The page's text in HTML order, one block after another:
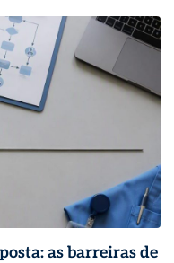
as barreiras de